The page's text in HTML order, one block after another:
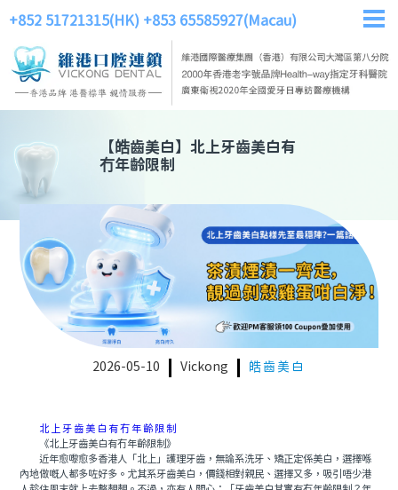
+852 51721315(HK) +853 65585927(Macau)
【皓齒美白】 北上牙齒美白有
冇年齡限制
2026-05-10 Vickong 皓齒美白
北上牙齒美白有冇年齡限制
《北上牙齒美白有冇年齡限制》
近年愈嚟愈多香港人「北上」護理牙齒，無論系洗牙、矯正定係美白，選擇喺
內地做嘅人都多咗好多。尤其系牙齒美白，價錢相對親民、選擇又多，吸引唔少港